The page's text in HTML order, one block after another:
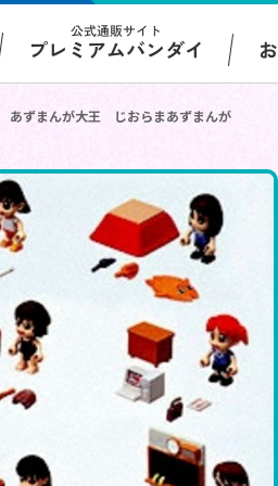
公式通販サイト
プレミアムバンダイ
あずまんが大王 じおらまあずまんが